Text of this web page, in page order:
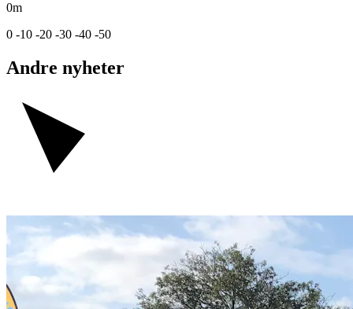
0m
0 -10 -20 -30 -40 -50
Andre nyheter